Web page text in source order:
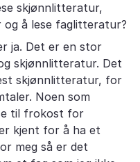
skjønnlitteratur,
å lese faglitteratur?
ja. Det er en stor
skjønnlitteratur. Det
skjønnlitteratur, for
Noen som
til frokost for
kjent for å ha et
meg så er det